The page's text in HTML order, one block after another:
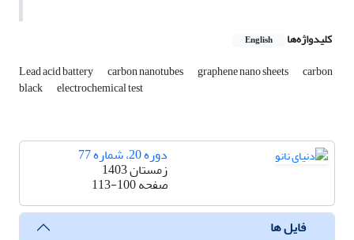
کلیدواژه‌ها English
Lead acid battery carbon nanotubes graphene nano sheets carbon
black electrochemical test
دوره 20، شماره 77
زمستان 1403
صفحه113-100
فایل ها